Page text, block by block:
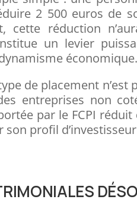
2 500 euros de
cette réduction
un levier
économique.
de placement n’est
entreprises non
par le FCPI
son profil